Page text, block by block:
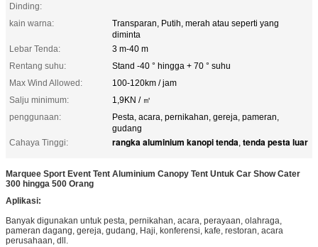
Dinding:
kain warna:
Transparan, Putih, merah atau seperti yang
diminta
Lebar Tenda:
3 m-40 m
Rentang suhu:
Stand -40 ° hingga + 70 ° suhu
Max Wind Allowed:
100-120km / jam
Salju minimum:
1,9KN / ㎡
penggunaan:
Pesta, acara, pernikahan, gereja, pameran,
gudang
Cahaya Tinggi:
rangka aluminium kanopi tenda, tenda pesta luar
Marquee Sport Event Tent Aluminium Canopy Tent Untuk Car Show Cater
300 hingga 500 Orang
Aplikasi:
Banyak digunakan untuk pesta, pernikahan, acara, perayaan, olahraga,
pameran dagang, gereja, gudang, Haji, konferensi, kafe, restoran, acara
perusahaan, dll.